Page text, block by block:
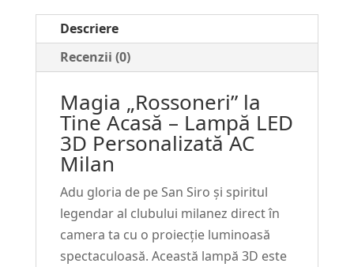
–
MILAN
#219
Descriere
Recenzii (0)
Magia „Rossoneri” la
Tine Acasă – Lampă LED
3D Personalizată AC
Milan
Adu gloria de pe San Siro și spiritul
legendar al clubului milanez direct în
camera ta cu o proiecție luminoasă
spectaculoasă. Această lampă 3D este